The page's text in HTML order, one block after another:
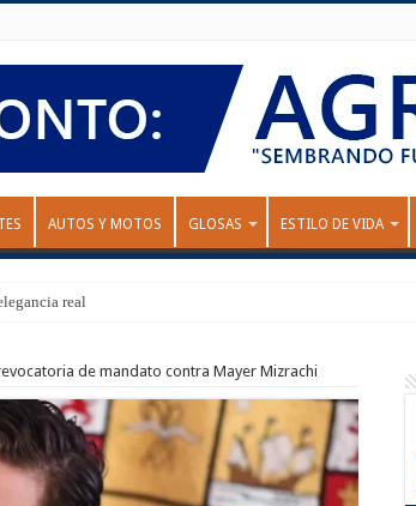
AUTOS Y MOTOS GLOSAS ESTILO DE VIDA
real
de mandato contra Mayer Mizrachi